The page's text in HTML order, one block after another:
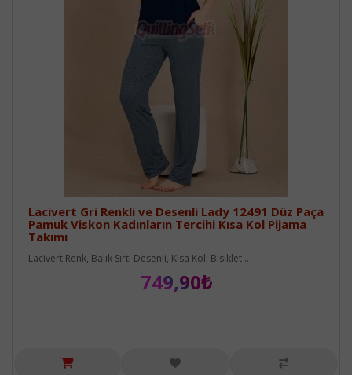
Lacivert Gri Renkli ve Desenli Lady 12491 Düz Paça
Pamuk Viskon Kadınların Tercihi Kısa Kol Pijama
Takımı
Lacivert Renk, Balık Sırtı Desenli, Kısa Kol, Bisiklet ..
749,90₺